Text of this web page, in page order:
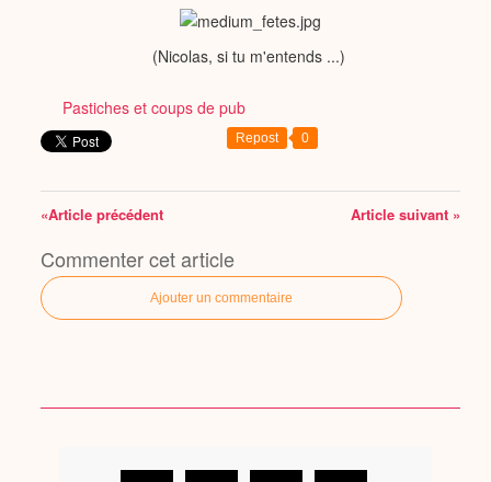
(Nicolas, si tu m'entends ...)
Pastiches et coups de pub
Repost 0
«Article précédent Article suivant »
Commenter cet article
Ajouter un commentaire